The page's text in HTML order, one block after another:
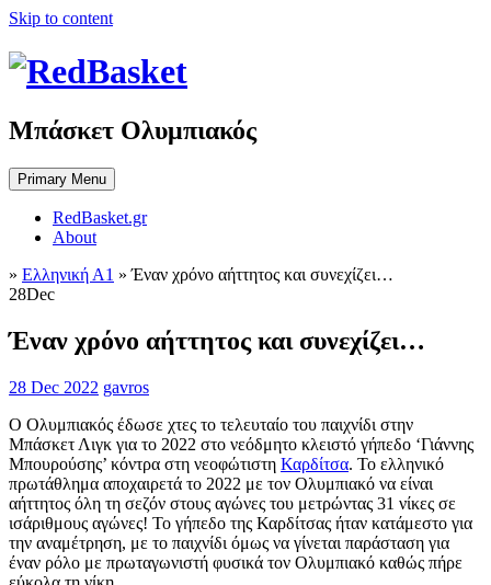
Skip to content
Μπάσκετ Ολυμπιακός
Primary Menu
RedBasket.gr
About
» Ελληνική Α1 »Έναν χρόνο αήττητος και συνεχίζει…
28Dec
Έναν χρόνο αήττητος και συνεχίζει…
28 Dec 2022 gavros
Ο Ολυμπιακός έδωσε χτες το τελευταίο του παιχνίδι στην
Μπάσκετ Λιγκ για το 2022 στο νεόδμητο κλειστό γήπεδο ‘Γιάννης
Μπουρούσης’ κόντρα στη νεοφώτιστη Καρδίτσα. Το ελληνικό
πρωτάθλημα αποχαιρετά το 2022 με τον Ολυμπιακό να είναι
αήττητος όλη τη σεζόν στους αγώνες του μετρώντας 31 νίκες σε
ισάριθμους αγώνες! Το γήπεδο της Καρδίτσας ήταν κατάμεστο για
την αναμέτρηση, με το παιχνίδι όμως να γίνεται παράσταση για
έναν ρόλο με πρωταγωνιστή φυσικά τον Ολυμπιακό καθώς πήρε